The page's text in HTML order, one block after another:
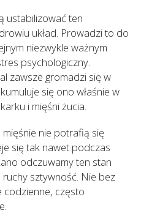
ustabilizować ten
układ. Prowadzi to do
niezwykle ważnym
psychologiczny.
zawsze gromadzi się w
się ono właśnie w
i mięśni żucia.
nie potrafią się
się tak nawet podczas
odczuwamy ten stan
sztywność. Nie bez
codzienne, często